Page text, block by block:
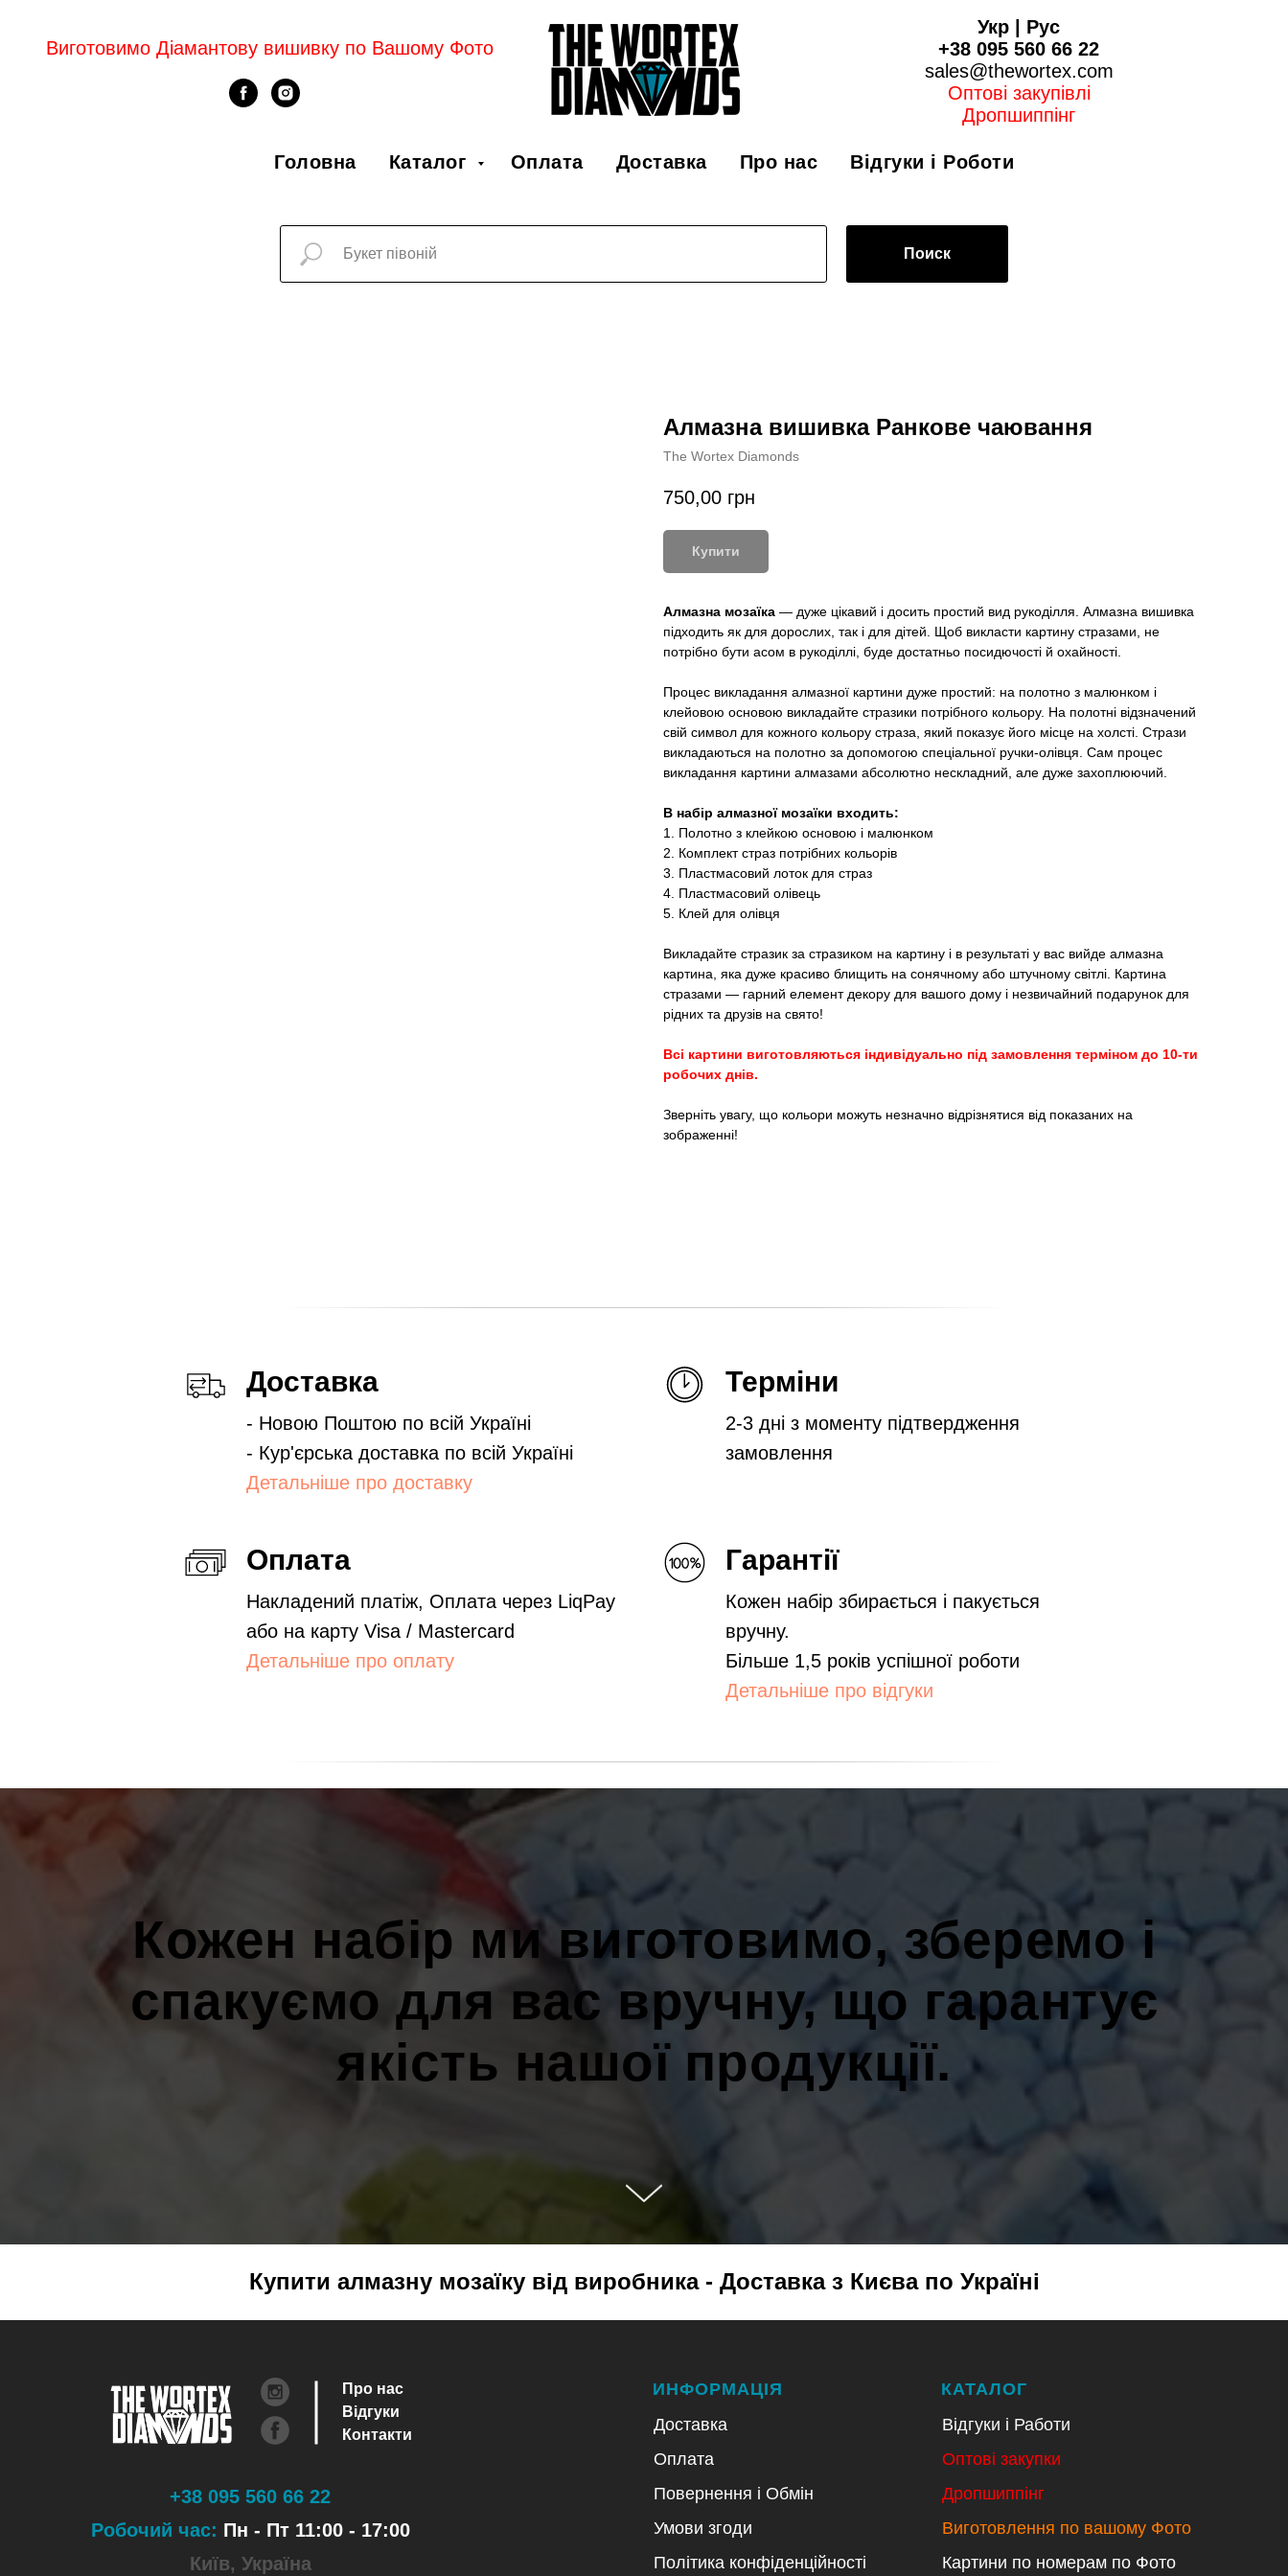
Виготовимо Діамантову вишивку по Вашому Фото
Укр
Рус
+38 095 560 66 22
sales@thewortex.com
Оптові закупівлі
Дропшиппінг
Головна Каталог Оплата Доставка Про нас Відгуки і Роботи
Поиск
Алмазна вишивка Ранкове чаювання
The Wortex Diamonds
750,00 грн
Купити
Алмазна мозаїка — дуже цікавий і досить простий вид рукоділля. Алмазна вишивка
підходить як для дорослих, так і для дітей. Щоб викласти картину стразами, не
потрібно бути асом в рукоділлі, буде достатньо посидючості й охайності.
Процес викладання алмазної картини дуже простий: на полотно з малюнком і
клейовою основою викладайте стразики потрібного кольору. На полотні відзначений
свій символ для кожного кольору страза, який показує його місце на холсті. Стрази
викладаються на полотно за допомогою спеціальної ручки-олівця. Сам процес
викладання картини алмазами абсолютно нескладний, але дуже захоплюючий.
В набір алмазної мозаїки входить:
1. Полотно з клейкою основою і малюнком
2. Комплект страз потрібних кольорів
3. Пластмасовий лоток для страз
4. Пластмасовий олівець
5. Клей для олівця
Викладайте стразик за стразиком на картину і в результаті у вас вийде алмазна
картина, яка дуже красиво блищить на сонячному або штучному світлі. Картина
стразами — гарний елемент декору для вашого дому і незвичайний подарунок для
рідних та друзів на свято!
Всі картини виготовляються індивідуально під замовлення терміном до 10-ти
робочих днів.
Зверніть увагу, що кольори можуть незначно відрізнятися від показаних на
зображенні!
Доставка
- Новою Поштою по всій Україні
- Кур'єрська доставка по всій Україні
Детальніше про доставку
Терміни
2-3 дні з моменту підтвердження
замовлення
Оплата
Накладений платіж, Оплата через LiqPay
або на карту Visa / Mastercard
Детальніше про оплату
Гарантії
Кожен набір збирається і пакується
вручну.
Більше 1,5 років успішної роботи
Детальніше про відгуки
Кожен набір ми виготовимо, зберемо і
спакуємо для вас вручну, що гарантує
якість нашої продукції.
Купити алмазну мозаїку від виробника - Доставка з Києва по Україні
ИНФОРМАЦІЯ
Доставка
Оплата
Повернення і Обмін
Умови згоди
Політика конфіденційності
КАТАЛОГ
Відгуки і Работи
Оптові закупки
Дропшиппінг
Виготовлення по вашому Фото
Картини по номерам по Фото
+38 095 560 66 22
Робочий час: Пн - Пт 11:00 - 17:00
Київ, Україна
Про нас
Відгуки
Контакти